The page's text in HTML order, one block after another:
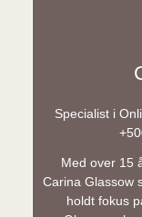
Specialist i
Med over 15
Carina Glassow
holdt fokus